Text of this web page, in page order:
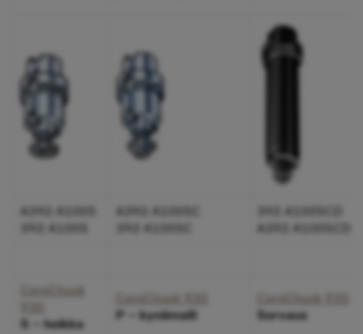
CoroChuck
S – hoikka
CoroChuck 930
P – kynämalli
CoroChuck 935
Sorvaus